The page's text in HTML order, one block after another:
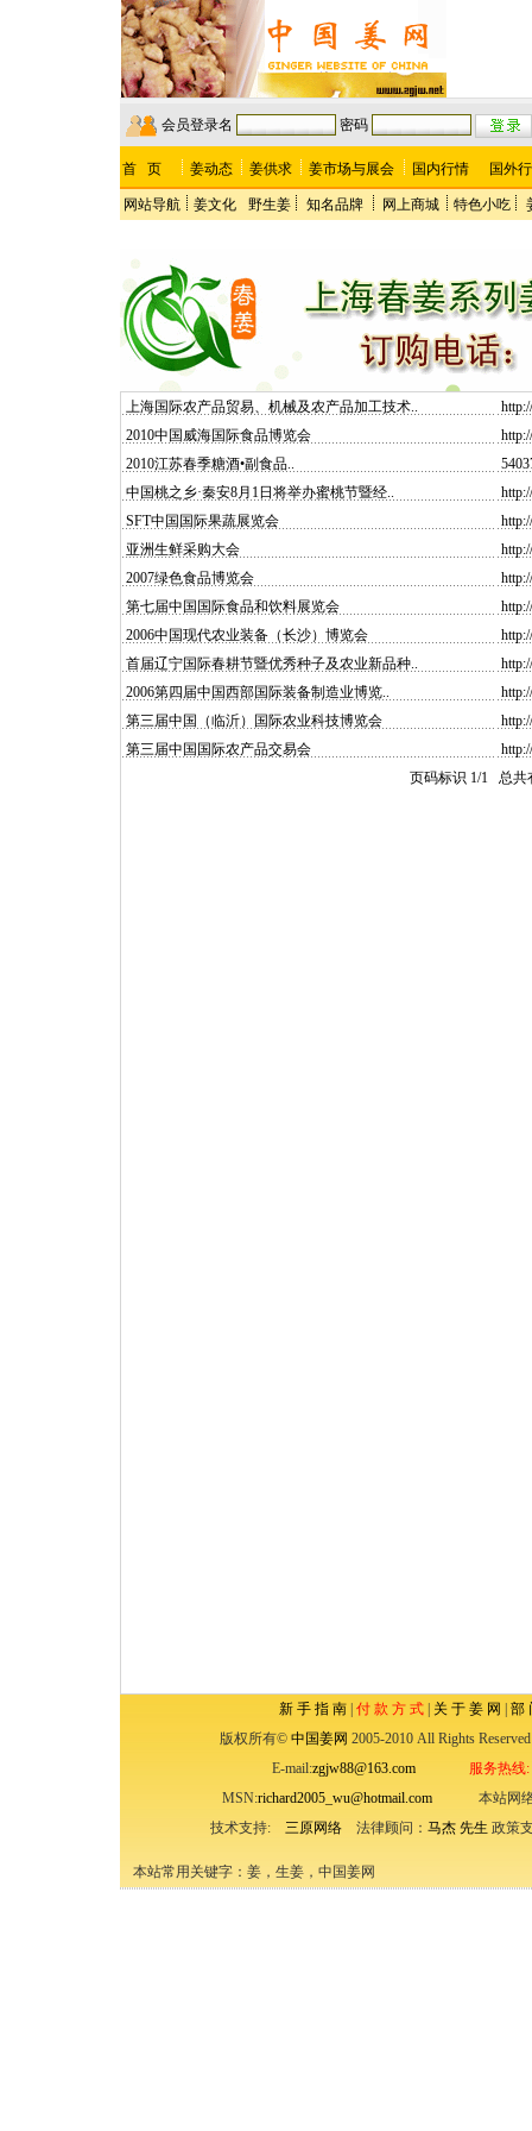
会员登录名 密码
首 页 姜动态 姜供求 姜市场与展会 国内行情 国外
网站导航 姜文化 野生姜 知名品牌 网上商城 特色小吃
上海国际农产品贸易、机械及农产品加工技术..
2010中国威海国际食品博览会
2010江苏春季糖酒•副食品..
中国桃之乡·秦安8月1日将举办蜜桃节暨经..
SFT中国国际果蔬展览会
亚洲生鲜采购大会
2007绿色食品博览会
第七届中国国际食品和饮料展览会
2006中国现代农业装备（长沙）博览会
首届辽宁国际春耕节暨优秀种子及农业新品种..
2006第四届中国西部国际装备制造业博览..
第三届中国（临沂）国际农业科技博览会
第三届中国国际农产品交易会
页码标识 1/1 总
新 手 指 南| 付 款 方 式| 关 于 姜 网
部
版权所有©中国姜网 2005-2010 All Rights
E-mail:zgjw88@163.com
服务热
MSN:richard2005_wu@hotmail.com本站网络
技术支持: 三原网络法律顾问： 马杰 先生 政策
本站常用关键字：姜，生姜，中国姜网